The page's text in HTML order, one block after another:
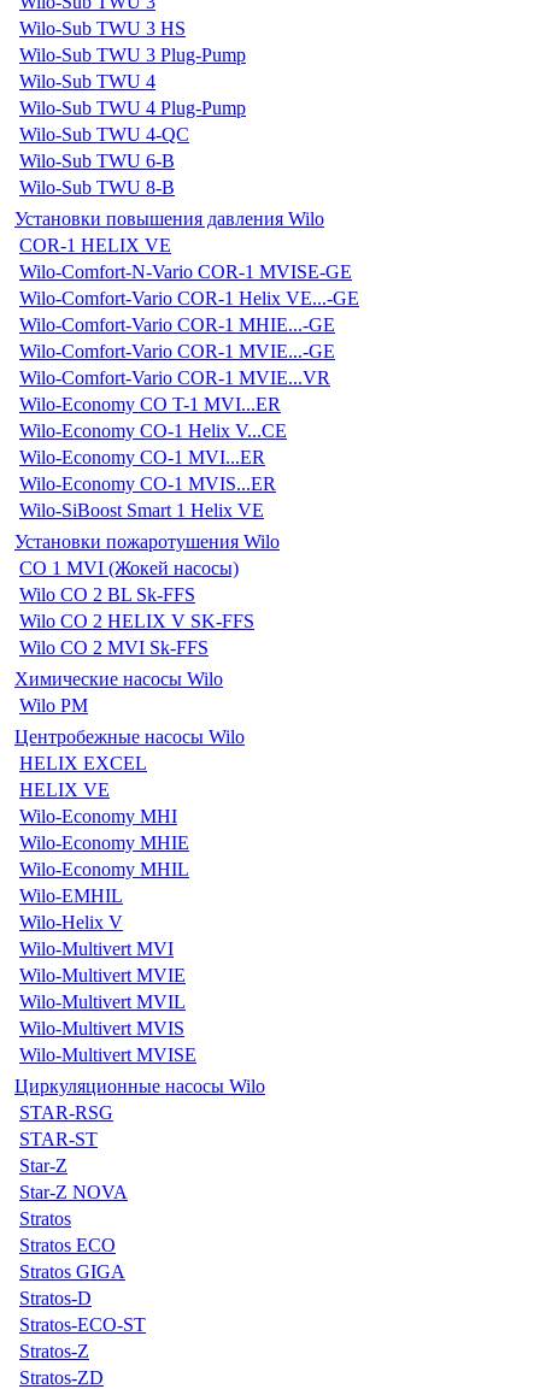
Wilo-Sub TWU 3 HS
Wilo-Sub TWU 3 Plug-Pump
Wilo-Sub TWU 4
Wilo-Sub TWU 4 Plug-Pump
Wilo-Sub TWU 4-QC
Wilo-Sub TWU 6-B
Wilo-Sub TWU 8-B
Установки повышения давления Wilo
COR-1 HELIX VE
Wilo-Comfort-N-Vario COR-1 MVISE-GE
Wilo-Comfort-Vario COR-1 Helix VE...-GE
Wilo-Comfort-Vario COR-1 MHIE...-GE
Wilo-Comfort-Vario COR-1 MVIE...-GE
Wilo-Comfort-Vario COR-1 MVIE...VR
Wilo-Economy CO T-1 MVI...ER
Wilo-Economy CO-1 Helix V...CE
Wilo-Economy CO-1 MVI...ER
Wilo-Economy CO-1 MVIS...ER
Wilo-SiBoost Smart 1 Helix VE
Установки пожаротушения Wilo
CO 1 MVI (Жокей насосы)
Wilo CO 2 BL Sk-FFS
Wilo CO 2 HELIX V SK-FFS
Wilo CO 2 MVI Sk-FFS
Химические насосы Wilo
Wilo PM
Центробежные насосы Wilo
HELIX EXCEL
HELIX VE
Wilo-Economy MHI
Wilo-Economy MHIE
Wilo-Economy MHIL
Wilo-EMHIL
Wilo-Helix V
Wilo-Multivert MVI
Wilo-Multivert MVIE
Wilo-Multivert MVIL
Wilo-Multivert MVIS
Wilo-Multivert MVISE
Циркуляционные насосы Wilo
STAR-RSG
STAR-ST
Star-Z
Star-Z NOVA
Stratos
Stratos ECO
Stratos GIGA
Stratos-D
Stratos-ECO-ST
Stratos-Z
Stratos-ZD